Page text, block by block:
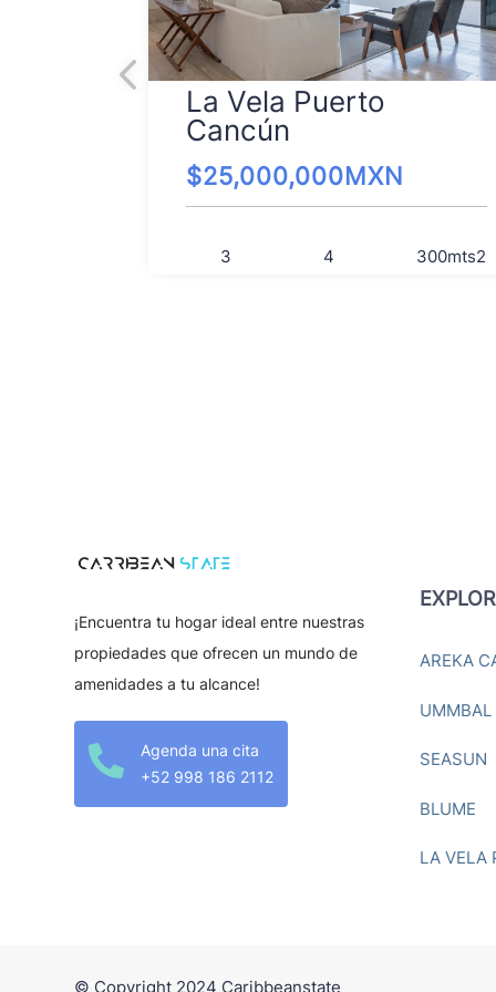
La Vela Puerto
Cancún
$25,000,000MXN
3 4 300mts2
¡Encuentra tu hogar ideal entre nuestras
propiedades que ofrecen un mundo de
amenidades a tu alcance!

Agenda una cita
+52 998 186 2112
AREKA
UMMBAL
SEASUN
BLUME
LA VELA
© Copyright 2024 Caribbeanstate